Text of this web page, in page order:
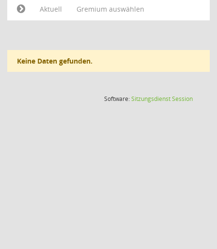
Aktuell
Gremium auswählen
Keine Daten gefunden.
Software:SitzungsdienstSession(Wird in